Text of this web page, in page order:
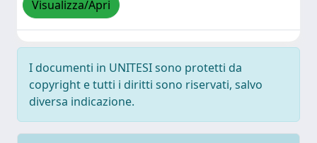
Visualizza/Apri
I documenti in UNITESI sono protetti da
copyright e tutti i diritti sono riservati, salvo
diversa indicazione.